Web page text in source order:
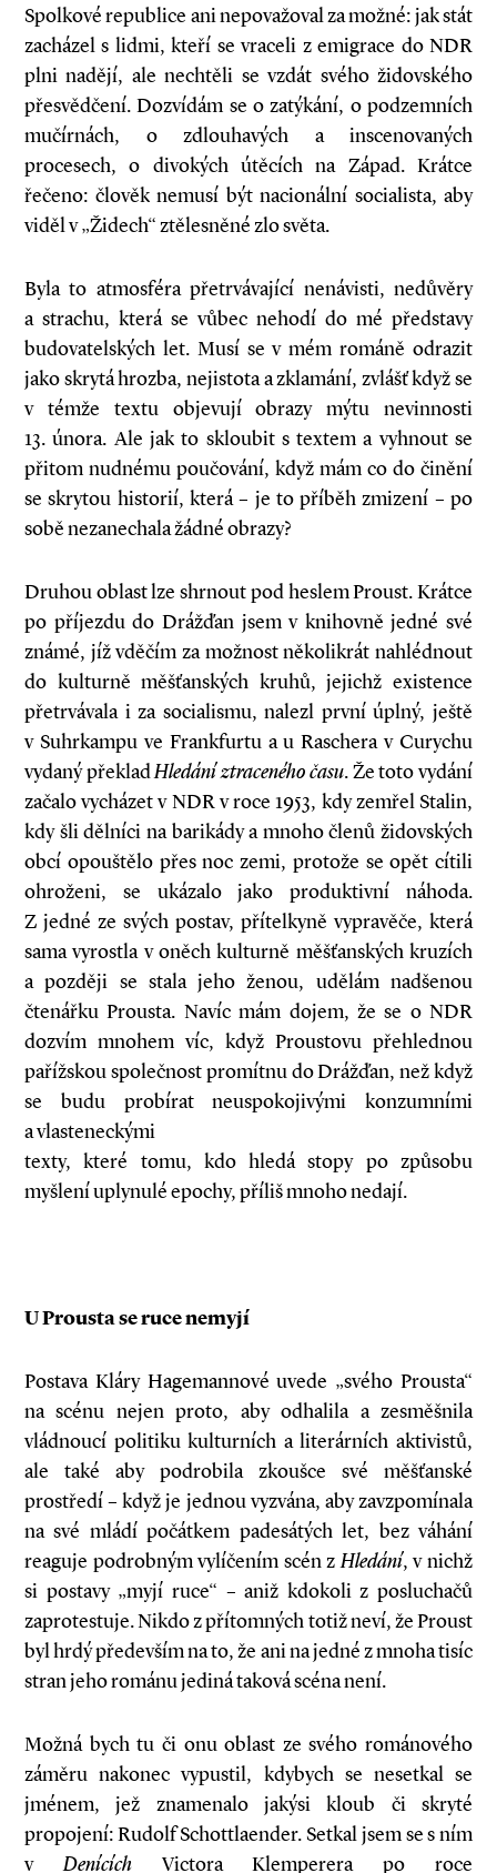
Spolkové republice ani nepovažoval za možné: jak stát
zacházel s lidmi, kteří se vraceli z emigrace do NDR
plni nadějí, ale nechtěli se vzdát svého židovského
přesvědčení. Dozvídám se o zatýkání, o podzemních
mučírnách, o zdlouhavých a inscenovaných
procesech, o divokých útěcích na Západ. Krátce
řečeno: člověk nemusí být nacionální socialista, aby
viděl v „Židech“ ztělesněné zlo světa.
Byla to atmosféra přetrvávající nenávisti, nedůvěry
a strachu, která se vůbec nehodí do mé představy
budovatelských let. Musí se v mém románě odrazit
jako skrytá hrozba, nejistota a zklamání, zvlášť když se
v témže textu objevují obrazy mýtu nevinnosti
13. února. Ale jak to skloubit s textem a vyhnout se
přitom nudnému poučování, když mám co do činění
se skrytou historií, která – je to příběh zmizení – po
sobě nezanechala žádné obrazy?
Druhou oblast lze shrnout pod heslem Proust. Krátce
po příjezdu do Drážďan jsem v knihovně jedné své
známé, jíž vděčím za možnost několikrát nahlédnout
do kulturně měšťanských kruhů, jejichž existence
přetrvávala i za socialismu, nalezl první úplný, ještě
v Suhrkampu ve Frankfurtu a u Raschera v Curychu
vydaný překladHledání ztraceného času. Že toto vydání
začalo vycházet v NDR v roce 1953, kdy zemřel Stalin,
kdy šli dělníci na barikády a mnoho členů židovských
obcí opouštělo přes noc zemi, protože se opět cítili
ohroženi, se ukázalo jako produktivní náhoda.
Z jedné ze svých postav, přítelkyně vypravěče, která
sama vyrostla v oněch kulturně měšťanských kruzích
a později se stala jeho ženou, udělám nadšenou
čtenářku Prousta. Navíc mám dojem, že se o NDR
dozvím mnohem víc, když Proustovu přehlednou
pařížskou společnost promítnu do Drážďan, než když
se budu probírat neuspokojivými konzumními
a vlasteneckými
texty, které tomu, kdo hledá stopy po způsobu
myšlení uplynulé epochy, příliš mnoho nedají.
U Prousta se ruce nemyjí
Postava Kláry Hagemannové uvede „svého Prousta“
na scénu nejen proto, aby odhalila a zesměšnila
vládnoucí politiku kulturních a literárních aktivistů,
ale také aby podrobila zkoušce své měšťanské
prostředí – když je jednou vyzvána, aby zavzpomínala
na své mládí počátkem padesátých let, bez váhání
reaguje podrobným vylíčením scén zHledání, v nichž
si postavy „myjí ruce“ – aniž kdokoli z posluchačů
zaprotestuje. Nikdo z přítomných totiž neví, že Proust
byl hrdý především na to, že ani na jedné z mnoha tisíc
stran jeho románu jediná taková scéna není.
Možná bych tu či onu oblast ze svého románového
záměru nakonec vypustil, kdybych se nesetkal se
jménem, jež znamenalo jakýsi kloub či skryté
propojení: Rudolf Schottlaender. Setkal jsem se s ním
vDenícíchVictora Klemperera po roce